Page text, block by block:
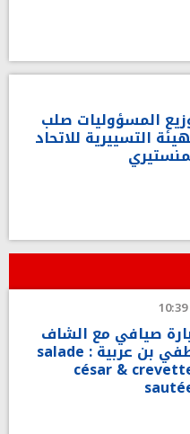
المسؤوليات صلب
التسييرية للاتحاد
صيافي مع الشاف
لطفي بن عربية : salade
césar &